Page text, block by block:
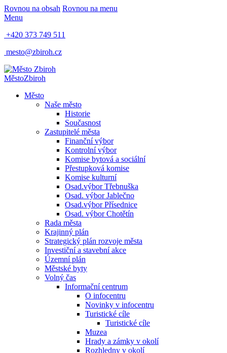
Rovnou na obsah Rovnou na menu
Menu
+420 373 749 511
mesto@zbiroh.cz
MěstoZbiroh
Město
Naše město
Historie
Současnost
Zastupitelé města
Finanční výbor
Kontrolní výbor
Komise bytová a sociální
Přestupková komise
Komise kulturní
Osad.výbor Třebnuška
Osad. výbor Jablečno
Osad.výbor Přísednice
Osad. výbor Chotětín
Rada města
Krajinný plán
Strategický plán rozvoje města
Investiční a stavební akce
Územní plán
Městské byty
Volný čas
Informační centrum
O infocentru
Novinky v infocentru
Turistické cíle
Turistické cíle
Muzea
Hrady a zámky v okolí
Rozhledny v okolí